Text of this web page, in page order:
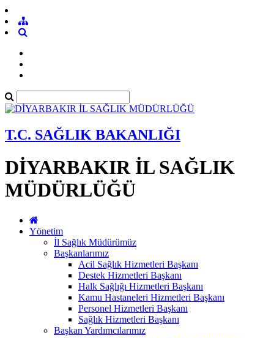
T.C. SAĞLIK BAKANLIĞI
DİYARBAKIR İL SAĞLIK
MÜDÜRLÜĞÜ
Yönetim
İl Sağlık Müdürümüz
Başkanlarımız
Acil Sağlık Hizmetleri Başkanı
Destek Hizmetleri Başkanı
Halk Sağlığı Hizmetleri Başkanı
Kamu Hastaneleri Hizmetleri Başkanı
Personel Hizmetleri Başkanı
Sağlık Hizmetleri Başkanı
Başkan Yardımcılarımız